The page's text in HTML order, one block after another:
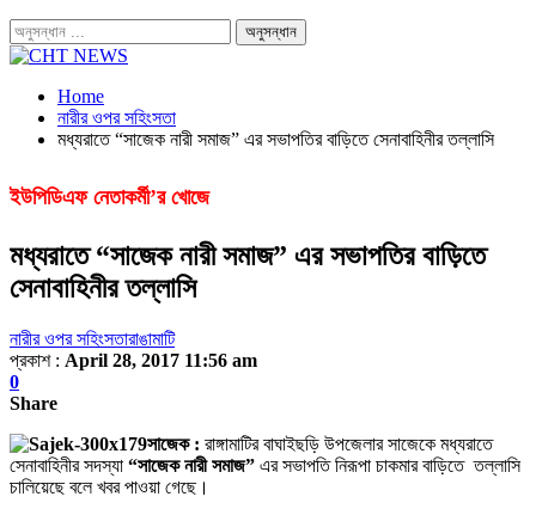
Home
নারীর ওপর সহিংসতা
মধ্যরাতে “সাজেক নারী সমাজ” এর সভাপতির বাড়িতে সেনাবাহিনীর তল্লাসি
ইউপিডিএফ নেতাকর্মী’র খোজে
মধ্যরাতে “সাজেক নারী সমাজ” এর সভাপতির বাড়িতে
সেনাবাহিনীর তল্লাসি
নারীর ওপর সহিংসতারাঙামাটি
প্রকাশ : April 28, 2017 11:56 am
0
Share
সাজেক : রাঙ্গামাটির বাঘাইছড়ি উপজেলার সাজেকে মধ্যরাতে
সেনাবাহিনীর সদস্যা “সাজেক নারী সমাজ” এর সভাপতি নিরূপা চাকমার বাড়িতে তল্লাসি
চালিয়েছে বলে খবর পাওয়া গেছে।